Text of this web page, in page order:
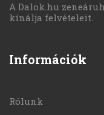
A Dalok.hu
kínálja felvételeit.
Információk
Rólunk